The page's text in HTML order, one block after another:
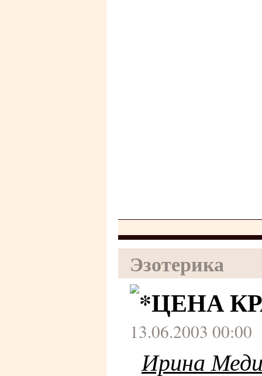
Эзотерика
ЦЕНА
13.06.2003 00:00
Ирина